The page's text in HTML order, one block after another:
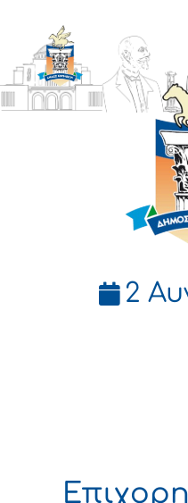
ΔΗΜΟΣ
2